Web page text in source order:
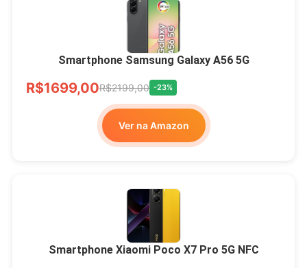
Smartphone Samsung Galaxy A56 5G
R$1699,00R$2199,00 -23%
Ver na Amazon
Smartphone Xiaomi Poco X7 Pro 5G NFC